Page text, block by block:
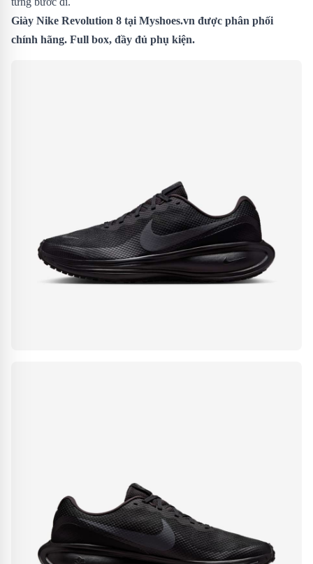
Giày Nike Revolution 8 tại Myshoes.vn được phân phối
chính hãng. Full box, đầy đủ phụ kiện.